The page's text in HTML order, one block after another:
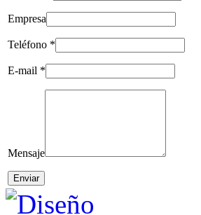
Empresa
Teléfono *
E-mail *
Mensaje